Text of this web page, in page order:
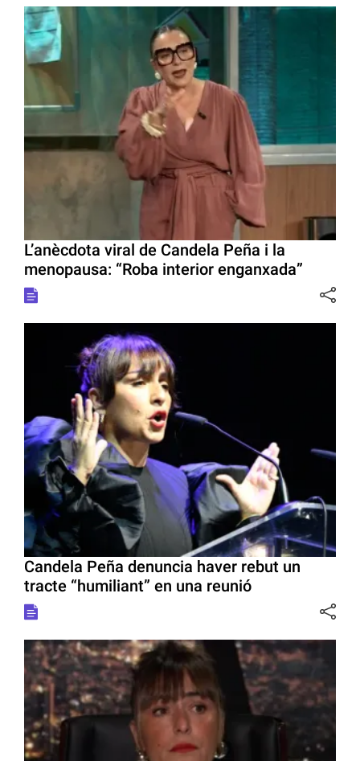
L’anècdota viral de Candela Peña i la
menopausa: “Roba interior enganxada”
Candela Peña denuncia haver rebut un
tracte “humiliant” en una reunió